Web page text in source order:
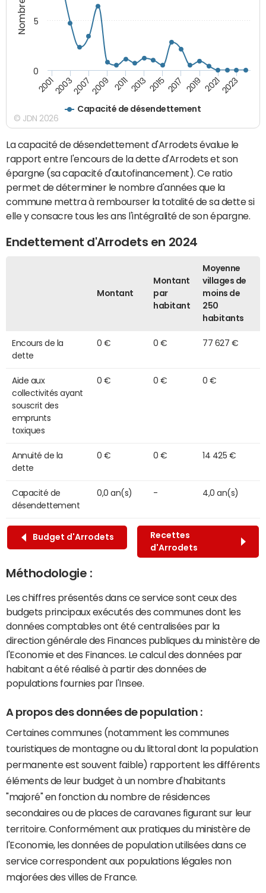
Capacité de désendettement
2001200320072009 2011 2013 2015 2017 2019 20212023
0
5
© JDN 2026
La capacité de désendettement d'Arrodets évalue le
rapport entre l'encours de la dette d'Arrodets et son
épargne (sa capacité d'autofinancement). Ce ratio
permet de déterminer le nombre d'années que la
commune mettra à rembourser la totalité de sa dette si
elle y consacre tous les ans l'intégralité de son épargne.
Endettement d'Arrodets en 2024
Montant
Montant
par
habitant
Moyenne
villages de
moins de
250
habitants
Encours de la
dette
0 € 0 € 77 627 €
Aide aux
collectivités ayant
souscrit des
emprunts
toxiques
0 € 0 € 0 €
Annuité de la
dette
0 € 0 € 14 425 €
Capacité de
désendettement
0,0 an(s) - 4,0 an(s)
Budget d'Arrodets
Recettes
d'Arrodets
Méthodologie :
Les chiffres présentés dans ce service sont ceux des
budgets principaux exécutés des communes dont les
données comptables ont été centralisées par la
direction générale des Finances publiques du ministère de
l'Economie et des Finances. Le calcul des données par
habitant a été réalisé à partir des données de
populations fournies par l'Insee.
A propos des données de population :
Certaines communes (notamment les communes
touristiques de montagne ou du littoral dont la population
permanente est souvent faible) rapportent les différents
éléments de leur budget à un nombre d'habitants
"majoré" en fonction du nombre de résidences
secondaires ou de places de caravanes figurant sur leur
territoire. Conformément aux pratiques du ministère de
l'Economie, les données de population utilisées dans ce
service correspondent aux populations légales non
majorées des villes de France.